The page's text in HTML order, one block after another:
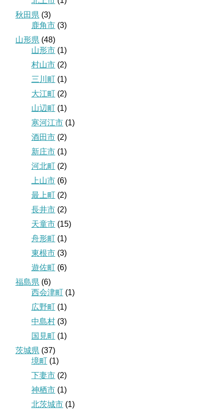
秋田県 (3)
鹿角市 (3)
山形県 (48)
山形市 (1)
村山市 (2)
三川町 (1)
大江町 (2)
山辺町 (1)
寒河江市 (1)
酒田市 (2)
新庄市 (1)
河北町 (2)
上山市 (6)
最上町 (2)
長井市 (2)
天童市 (15)
舟形町 (1)
東根市 (3)
遊佐町 (6)
福島県 (6)
西会津町 (1)
広野町 (1)
中島村 (3)
国見町 (1)
茨城県 (37)
境町 (1)
下妻市 (2)
神栖市 (1)
北茨城市 (1)